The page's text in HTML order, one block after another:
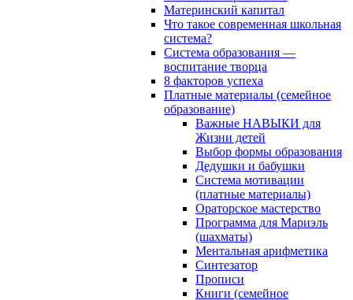
Материнский капитал
Что такое современная школьная
система?
Система образования —
воспитание творца
8 факторов успеха
Платные материалы (семейное
образование)
Важные НАВЫКИ для
Жизни детей
Выбор формы образования
Дедушки и бабушки
Система мотивации
(платные материалы)
Ораторское мастерство
Программа для Мариэль
(шахматы)
Ментальная арифметика
Синтезатор
Прописи
Книги (семейное